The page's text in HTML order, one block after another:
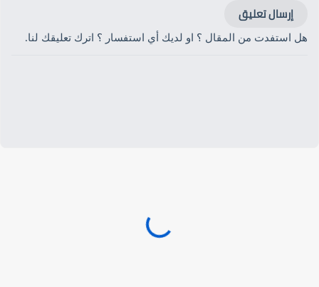
إرسال تعليق
هل استفدت من المقال ؟ او لديك أي استفسار ؟ اترك تعليقك لنا.